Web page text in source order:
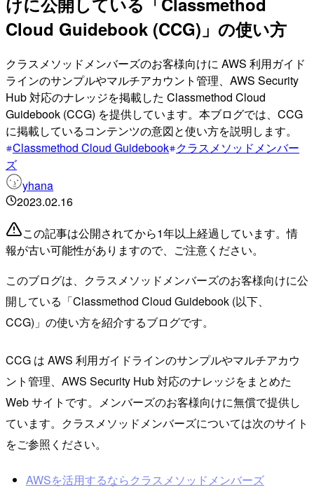
Cloud Guidebook (CCG)」の使い方
クラスメソッドメンバーズのお客様向けに AWS 利用ガイド
ラインのサンプルやマルチアカウント管理、AWS Security
Hub 対応のナレッジを掲載した Classmethod Cloud
Guidebook (CCG) を提供しています。本ブログでは、CCG
に掲載しているコンテンツの意図と使い方を説明します。
Classmethod Cloud Guidebook クラスメソッドメンバー
ズ
yhana
2023.02.16
この記事は公開されてから1年以上経過しています。情
報が古い可能性がありますので、ご注意ください。
このブログは、クラスメソッドメンバーズのお客様向けに公
開している「Classmethod Cloud Guidebook (以下、
CCG)」の使い方を紹介するブログです。
CCG は AWS 利用ガイドラインのサンプルやマルチアカウ
ント管理、AWS Security Hub 対応のナレッジをまとめた
Web サイトです。メンバーズのお客様向けに無償で提供し
ています。クラスメソッドメンバーズについては次のサイト
をご参照ください。
AWSを活用するならクラスメソッドメンバーズ